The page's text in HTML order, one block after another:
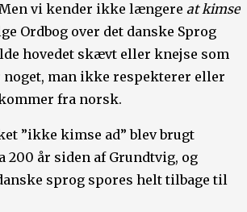
vi kender ikke længere at kimse
Ordbog over det danske Sprog
hovedet skævt eller knejse som
noget, man ikke respekterer eller
fra norsk.
”ikke kimse ad” blev brugt
200 år siden af Grundtvig, og
sprog spores helt tilbage til